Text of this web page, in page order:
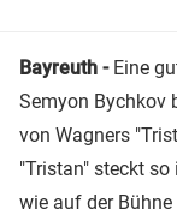
Bayreuth -Eine
Semyon Bychkov
von Wagners
"Tristan" steckt
wie auf der